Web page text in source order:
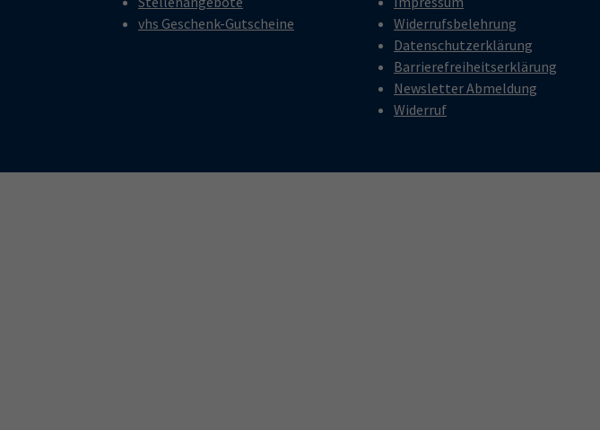
vhs Geschenk-Gutscheine
Widerrufsbelehrung
Datenschutzerklärung
Barrierefreiheitserklärung
Newsletter Abmeldung
Widerruf